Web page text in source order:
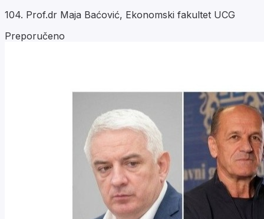
104. Prof.dr Maja Baćović, Ekonomski fakultet UCG
Preporučeno